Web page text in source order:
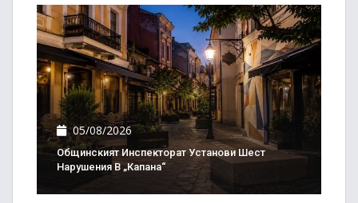
05/08/2026
Общинският Инспекторат Установи Шест
Нарушения В „Капана“